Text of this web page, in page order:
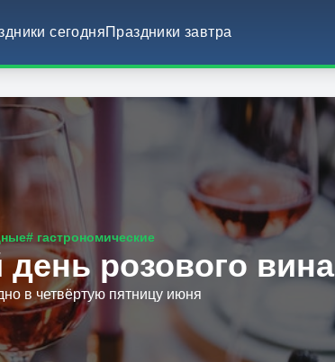
сегодняПраздники завтра
# гастрономические
розового вина
в четвёртую пятницу июня